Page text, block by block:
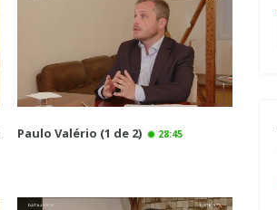
Paulo Valério (1 de 2) 28:45